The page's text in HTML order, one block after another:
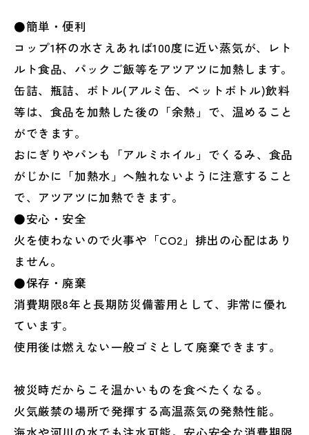
●簡単・便利
コップ1杯の水さえあれば100度に近い蒸気が、レト
ルト食品、パックご飯等をアツアツに加熱します。
缶詰、瓶詰、ボトル(アルミ缶、ペットボトル)飲料
等は、食品を加熱した後の「余熱」で、温めること
ができます。
おにぎりやパンも「アルミホイル」でくるみ、食品
がじかに「加熱水」へ触れないように注意すること
で、アツアツに加熱できます。
●安心・安全
火を使わないので火事や「CO2」排出の心配はあり
ません。
●保存・廃棄
消費期限8年と長期防災備蓄用として、非常に優れ
ています。
使用後は燃えない一般ゴミとして廃棄できます。
被災時だからこそ温かいものを食べたくなる。
火気厳禁の場所で発揮する高温蒸気の発熱性能。